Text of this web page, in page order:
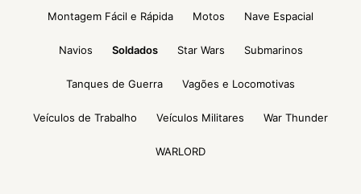
Montagem Fácil e Rápida Motos Nave Espacial
Navios Soldados Star Wars Submarinos
Tanques de Guerra Vagões e Locomotivas
Veículos de Trabalho Veículos Militares War Thunder
WARLORD